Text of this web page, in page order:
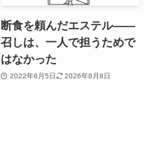
断食を頼んだエステル——
召しは、一人で担うためで
はなかった
2022年6月5日 2026年8月8日